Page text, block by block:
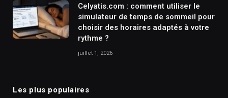
Celyatis.com : comment utiliser le
simulateur de temps de sommeil pour
choisir des horaires adaptés à votre
rythme ?
juillet 1, 2026
Les plus populaires